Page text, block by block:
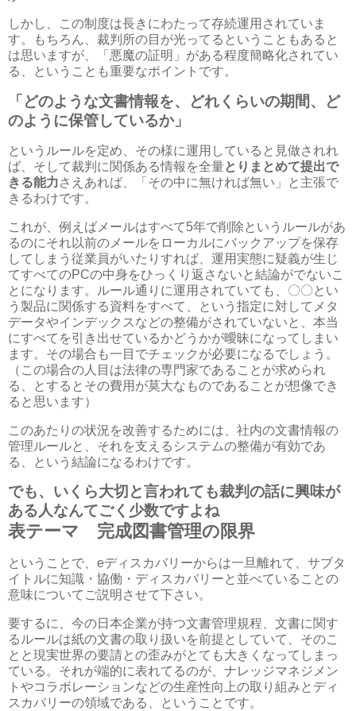
しかし、この制度は長きにわたって存続運用されていま
す。もちろん、裁判所の目が光ってるということもあると
は思いますが、「悪魔の証明」がある程度簡略化されてい
る、ということも重要なポイントです。
「どのような文書情報を、どれくらいの期間、ど
のように保管しているか」
というルールを定め、その様に運用していると見做されれ
ば、そして裁判に関係ある情報を全量とりまとめて提出で
きる能力さえあれば、「その中に無ければ無い」と主張で
きるわけです。
これが、例えばメールはすべて5年で削除というルールがあ
るのにそれ以前のメールをローカルにバックアップを保存
してしまう従業員がいたりすれば、運用実態に疑義が生じ
てすべてのPCの中身をひっくり返さないと結論がでないこ
とになります。ルール通りに運用されていても、〇〇とい
う製品に関係する資料をすべて、という指定に対してメタ
データやインデックスなどの整備がされていないと、本当
にすべてを引き出せているかどうかが曖昧になってしまい
ます。その場合も一目でチェックが必要になるでしょう。
（この場合の人目は法律の専門家であることが求められ
る、とするとその費用が莫大なものであることが想像でき
ると思います）
このあたりの状況を改善するためには、社内の文書情報の
管理ルールと、それを支えるシステムの整備が有効であ
る、という結論になるわけです。
でも、いくら大切と言われても裁判の話に興味が
ある人なんてごく少数ですよね
表テーマ 完成図書管理の限界
ということで、eディスカバリーからは一旦離れて、サブタ
イトルに知識・協働・ディスカバリーと並べていることの
意味についてご説明させて下さい。
要するに、今の日本企業が持つ文書管理規程、文書に関す
るルールは紙の文書の取り扱いを前提としていて、そのこ
とと現実世界の要請との歪みがとても大きくなってしまっ
ている。それが端的に表れてるのが、ナレッジマネジメン
トやコラボレーションなどの生産性向上の取り組みとディ
スカバリーの領域である、ということです。